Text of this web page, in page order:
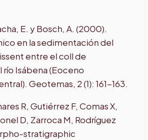
E. y Bosch, A. (2000).
en la sedimentación del
entre el coll de
Isábena (Eoceno
Geotemas, 2 (1): 161-163.
R, Gutiérrez F, Comas X,
D, Zarroca M, Rodríguez
stratigraphic